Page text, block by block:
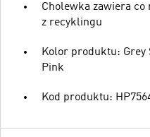
Cholewka zawiera co
z recyklingu
Kolor produktu: Grey
Pink
Kod produktu: